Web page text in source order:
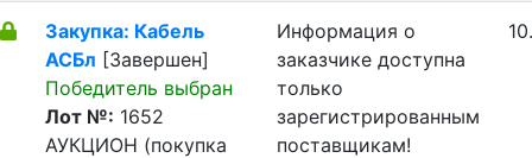
Закупка: Кабель
АСБл [Завершен]
Победитель выбран
Лот №: 1652
АУКЦИОН (покупка
Информация о
заказчике доступна
только
зарегистрированным
поставщикам!